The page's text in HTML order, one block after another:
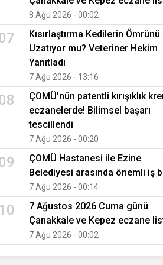
8 Ağu 2026 - 00:02
Kısırlaştırma Kedilerin Ömrünü
Uzatıyor mu? Veteriner Hekim
Yanıtladı
7 Ağu 2026 - 13:16
ÇOMÜ'nün patentli kırışıklık
eczanelerde! Bilimsel başarı
tescillendi
7 Ağu 2026 - 00:20
ÇOMÜ Hastanesi ile Ezine
Belediyesi arasında önemli iş
7 Ağu 2026 - 00:14
7 Ağustos 2026 Cuma günü
Çanakkale ve Kepez eczane
7 Ağu 2026 - 00:02